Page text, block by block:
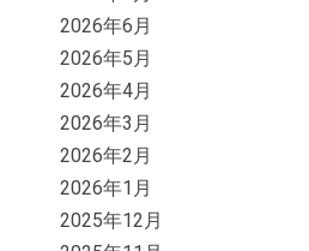
2026年6月
2026年5月
2026年4月
2026年3月
2026年2月
2026年1月
2025年12月